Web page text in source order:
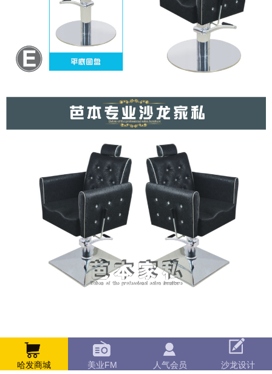
哈发商城 美业FM 人气会员 沙龙设计